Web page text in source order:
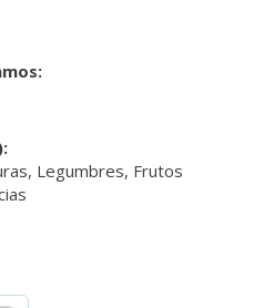
Legumbres, Frutos